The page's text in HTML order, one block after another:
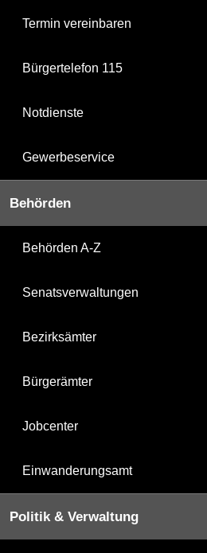
Termin vereinbaren
Bürgertelefon 115
Notdienste
Gewerbeservice
Behörden
Behörden A-Z
Senatsverwaltungen
Bezirksämter
Bürgerämter
Jobcenter
Einwanderungsamt
Politik & Verwaltung